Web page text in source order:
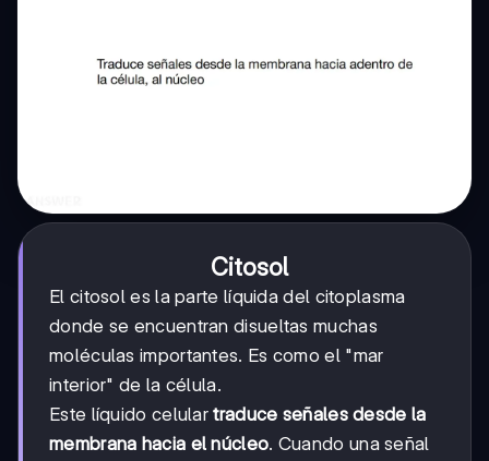
Citosol
El citosol es la parte líquida del citoplasma
donde se encuentran disueltas muchas
moléculas importantes. Es como el "mar
interior" de la célula.
Este líquido celulartraduce señales desde la
membrana hacia el núcleo. Cuando una señal